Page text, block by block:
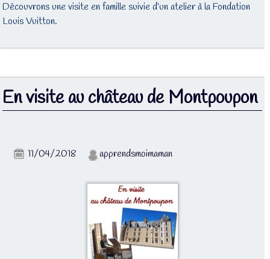
Découvrons une visite en famille suivie d’un atelier à la Fondation
Louis Vuitton.
En visite au château de Montpoupon
11/04/2018 apprendsmoimaman